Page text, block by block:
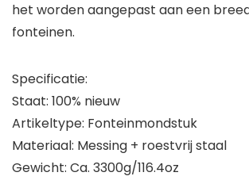
het worden aangepast aan een
fonteinen.
Specificatie:
Staat: 100% nieuw
Artikeltype: Fonteinmondstuk
Materiaal: Messing + roestvrij staal
Gewicht: Ca. 3300g/116.4oz